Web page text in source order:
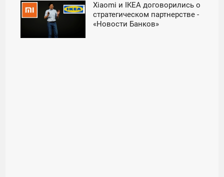
Xiaomi и IKEA договорились о
стратегическом партнерстве -
«Новости Банков»